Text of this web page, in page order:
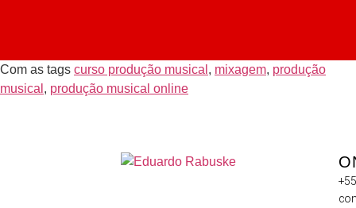
Com as tags curso produção musical , mixagem, produção
musical , produção musical online